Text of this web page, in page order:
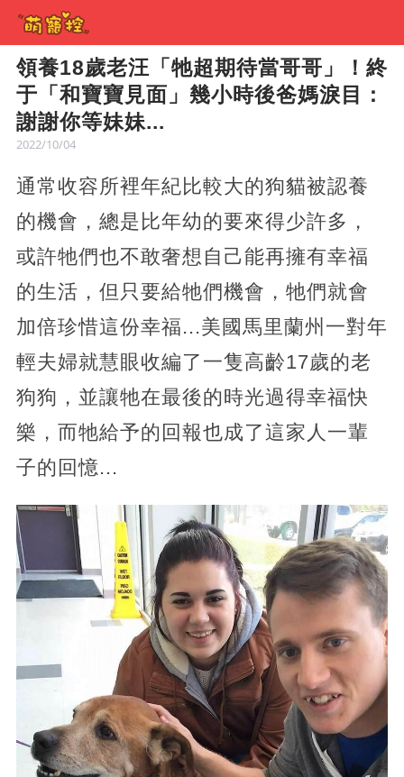
領養18歲老汪「牠超期待當哥哥」！終
于「和寶寶見面」幾小時後爸媽淚目：
謝謝你等妹妹...
2022/10/04
通常收容所裡年紀比較大的狗貓被認養
的機會，總是比年幼的要來得少許多，
或許牠們也不敢奢想自己能再擁有幸福
的生活，但只要給牠們機會，牠們就會
加倍珍惜這份幸福...美國馬里蘭州一對年
輕夫婦就慧眼收編了一隻高齡17歲的老
狗狗，並讓牠在最後的時光過得幸福快
樂，而牠給予的回報也成了這家人一輩
子的回憶...